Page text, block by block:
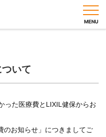
MENU
ついて
た医療費とLIXIL健保からお
のお知らせ」につきましてご